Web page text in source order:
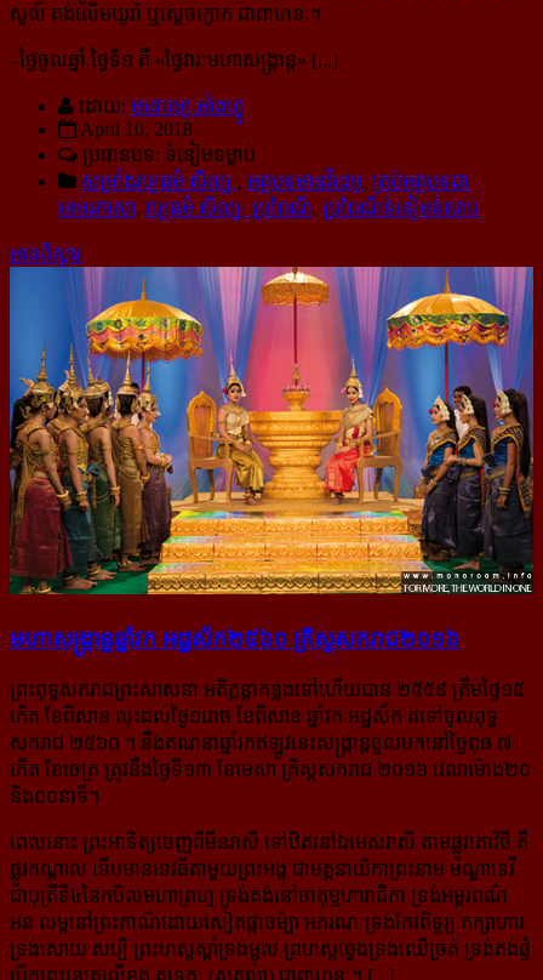
សូល៍ គង់លើមយូរ៉ា ឬស្ដេចក្ងោក ជាពាហនៈ។
–ថ្ងៃចូលឆ្នាំ ថ្ងៃទី១ គឺ «ថ្ងៃវារៈមហាសង្ក្រាន្ត» [...]
ដោយ: មនោរម្យ.អាំងហ្វូ
April 10, 2018
ប្រធានបទ: ទំនៀមទម្លាប់
សម្រាំងវប្ប​ធម៌​ សិល្បៈ, អត្ថបទមានវីដេអូ, គ្រប់អត្ថបទជា
ខេមរភាសា, វប្បធម៌ សិល្បៈ ប្រពៃណី, ប្រពៃណីទំនៀមទំលាប់
អានពិស្ដារ
មហាសង្ក្រាន្ត​ឆ្នាំវក អដ្ឋស័ក២៥៦០ គ្រិស្ត​សករាជ២០១៦
ព្រះពុទ្ធ​សករាជ​ព្រះ​សាសនា អតិ​ក្កន្តា​កន្លង​ទៅ​ហើយ​បាន ២៥៥៩ ត្រឹម​ថ្ងៃ​១៥​
កើត ខែ​ពិសាខ លុះដល់​ថ្ងៃ​១​រោច ខែ​ពិសាខ ឆ្នាំវក អដ្ឋស័ក តទៅ​ចូល​ពុទ្ធ
សករាជ ២៥៦០ ។ នឹង​គណនា​ឆ្នាំវក​ឥឡូវនេះ​សង្ក្រាន្ត​ចូល​មក​នៅ​​ថ្ងៃ​ពុធ ៧
កើត ខែចេត្រ ត្រូវ​នឹង​ថ្ងៃ​ទី​១៣ ខែមេសា គ្រិស្តសករាជ ២០១៦ វេលា​ម៉ោង​២០​
និង​០០​នាទី។
ពេល​នោះ​ ព្រះអាទិត្យ​ចេញពី​មីនរាសី ​ទៅ​ឋិត​នៅ​ឯ​មេសរាសី តាម​ផ្លូវ​គោ​វិ​ថី គឺ​
ផ្លូវ​កណ្តាល ទើប​មាន​ទេវធីតា​មួយ​ព្រះ​អង្គ ជា​មគ្គនាយិកា​ព្រះ​នាម ម​ណ្ឌា​ទេវី
ជា​បុត្រី​ទី​៤​នៃ​កបិល​មហាព្រហ្ម ទ្រង់​គង់នៅ​ចា​តុ​ម្មហា​រា​ជិ​កា ទ្រង់​អម្ពរ​ពណ៌
អន លម្អ​នៅ​ព្រះ​កាណ៌​ដោយ​សៀតផ្កា​ច​ម៉្បា អ​ភ​រណៈ​ទ្រង់​កែវ​ពិទូរ្យ ភក្សាហារ​
ទ្រង់​សោយ សប្បិ ព្រះ​ហស្ត​ស្តាំ​ទ្រង់​ម្ជុល ព្រ​ហស្ត​ឆ្វេង​ទ្រង់​ឈើច្រត់ ទ្រង់​គង់​ផ្ទំ​
បើកព្រះនេត្រ​លើ​ខ្នង គ​ទ្រ​ភៈ (​សត្វ​លា​) ជា​ពាហនៈ។ [...]